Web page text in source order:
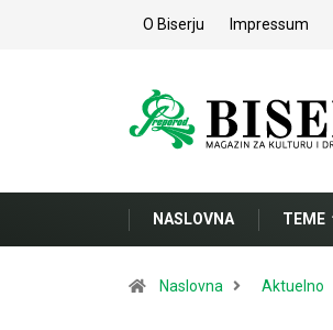
O Biserju Impressum
NASLOVNA TEME
Naslovna Aktuelno